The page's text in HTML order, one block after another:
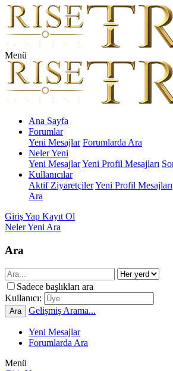
Menü
Ana Sayfa
Forumlar
Yeni Mesajlar Forumlarda Ara
Neler Yeni
Yeni MesajlarYeni Profil Mesajları
Kullanıcılar
Aktif ZiyaretçilerYeni Profil Mesajları
Ara
Giriş Yap Kayıt Ol
Neler Yeni Ara
Ara
Sadece başlıkları ara
Kullanıcı:
Ara Gelişmiş Arama...
Yeni Mesajlar
Forumlarda Ara
Menü